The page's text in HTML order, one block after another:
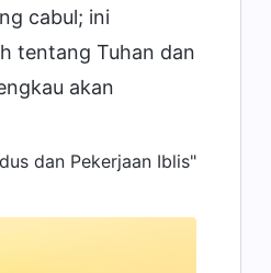
cabul; ini
tentang Tuhan dan
akan
dan Pekerjaan Iblis"